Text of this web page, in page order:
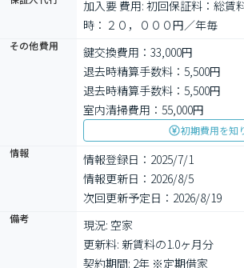
加入要 費用: 初回保証料：総賃
時：２０，０００円／年毎
その他費用
鍵交換費用：33,000円
退去時精算手数料：5,500円
退去時精算手数料：5,500円
室内清掃費用：55,000円
初期費用を知
情報
情報登録日：2025/7/1
情報更新日：2026/8/5
次回更新予定日：2026/8/19
備考
現況: 空家
更新料: 新賃料の1.0ヶ月分
契約期間: 2年 ※定期借家